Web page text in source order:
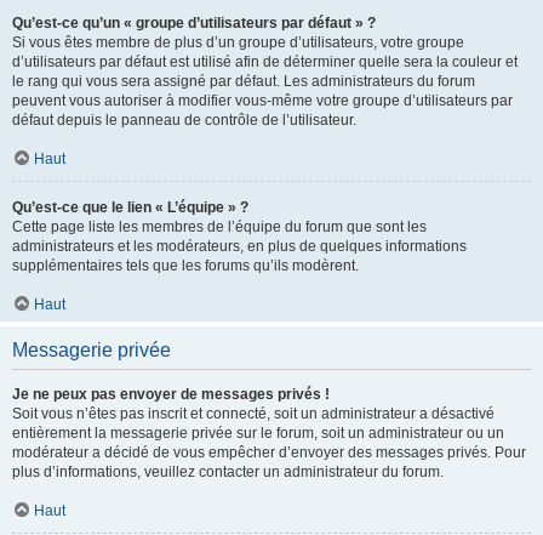
Qu’est-ce qu’un « groupe d’utilisateurs par défaut » ?
Si vous êtes membre de plus d’un groupe d’utilisateurs, votre groupe
d’utilisateurs par défaut est utilisé afin de déterminer quelle sera la couleur et
le rang qui vous sera assigné par défaut. Les administrateurs du forum
peuvent vous autoriser à modifier vous-même votre groupe d’utilisateurs par
défaut depuis le panneau de contrôle de l’utilisateur.
Haut
Qu’est-ce que le lien « L’équipe » ?
Cette page liste les membres de l’équipe du forum que sont les
administrateurs et les modérateurs, en plus de quelques informations
supplémentaires tels que les forums qu’ils modèrent.
Haut
Messagerie privée
Je ne peux pas envoyer de messages privés !
Soit vous n’êtes pas inscrit et connecté, soit un administrateur a désactivé
entièrement la messagerie privée sur le forum, soit un administrateur ou un
modérateur a décidé de vous empêcher d’envoyer des messages privés. Pour
plus d’informations, veuillez contacter un administrateur du forum.
Haut